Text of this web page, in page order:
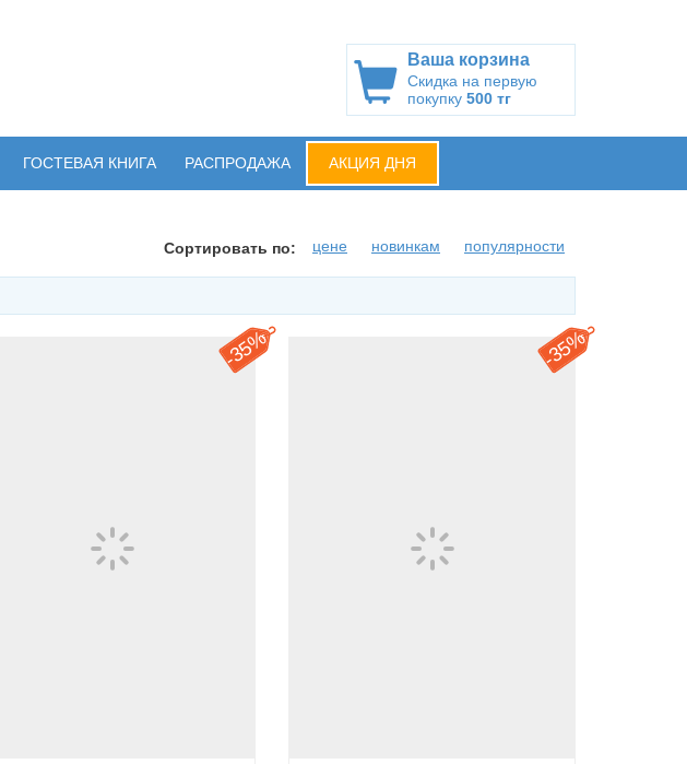
Ваша корзина
Скидка на первую
покупку 500 тг
ГОСТЕВАЯ КНИГА РАСПРОДАЖА АКЦИЯ ДНЯ
Сортировать по: цене новинкам популярности
-
35% -
35%